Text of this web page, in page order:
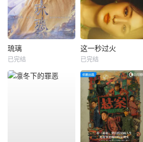
琉璃
已完结
这一秒过火
已完结